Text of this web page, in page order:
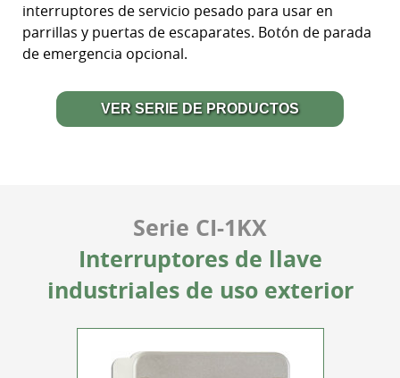
interruptores de servicio pesado para usar en
parrillas y puertas de escaparates. Botón de parada
de emergencia opcional.
VER SERIE DE PRODUCTOS
Serie CI-1KX
Interruptores de llave
industriales de uso exterior